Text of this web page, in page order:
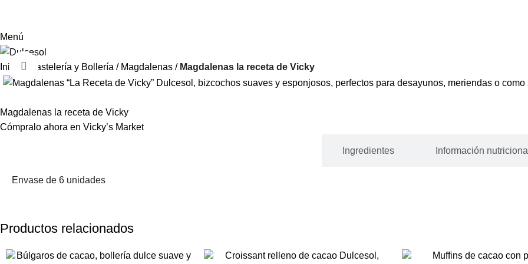
Menú
Inicio Pastelería y Bollería Magdalenas Magdalenas la receta de Vicky
Clic para ampliar
Magdalenas la receta de Vicky
Cómpralo ahora en Vicky’s Market
Ingredientes Información nutricional
Envase de 6 unidades
Productos relacionados